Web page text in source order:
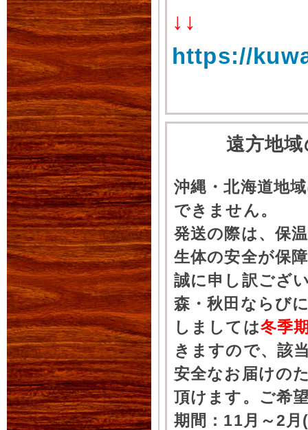
↓↓
https://
遠方地
沖縄・北海道地
できません。
発送の際は、保
生体の安全が保
誠に申し訳ござ
森・秋田ならび
しましては冬季
きますので、該
安全なお届けの
頂けます。ご希
期間：11月～2